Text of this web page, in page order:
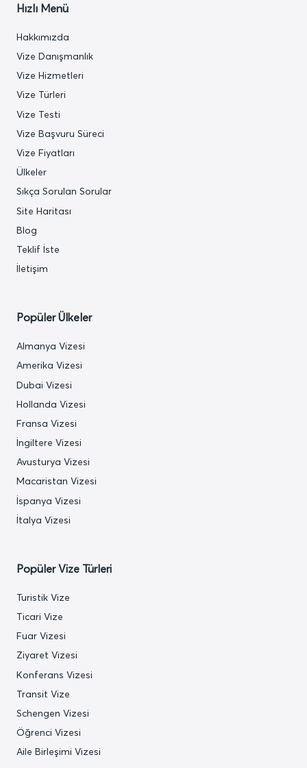
Hızlı Menü
Hakkımızda
Vize Danışmanlık
Vize Hizmetleri
Vize Türleri
Vize Testi
Vize Başvuru Süreci
Vize Fiyatları
Ülkeler
Sıkça Sorulan Sorular
Site Haritası
Blog
Teklif İste
İletişim
Popüler Ülkeler
Almanya Vizesi
Amerika Vizesi
Dubai Vizesi
Hollanda Vizesi
Fransa Vizesi
İngiltere Vizesi
Avusturya Vizesi
Macaristan Vizesi
İspanya Vizesi
İtalya Vizesi
Popüler Vize Türleri
Turistik Vize
Ticari Vize
Fuar Vizesi
Ziyaret Vizesi
Konferans Vizesi
Transit Vize
Schengen Vizesi
Öğrenci Vizesi
Aile Birleşimi Vizesi